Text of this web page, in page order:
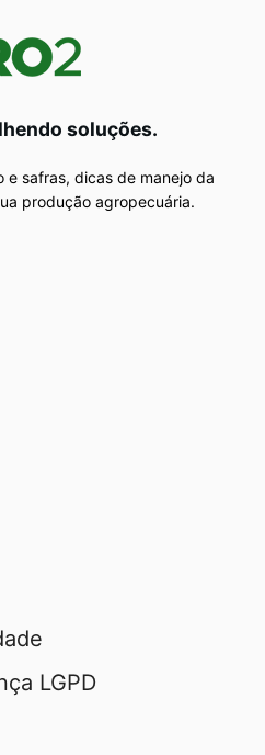
soluções.
e safras, dicas de manejo da
produção agropecuária.
LGPD